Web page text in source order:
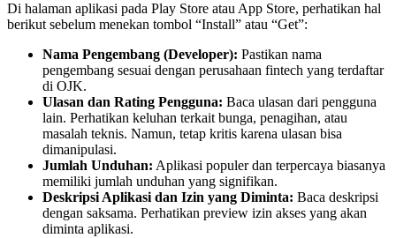
Di halaman aplikasi pada Play Store atau App Store, perhatikan hal
berikut sebelum menekan tombol “Install” atau “Get”:
Nama Pengembang (Developer): Pastikan nama
pengembang sesuai dengan perusahaan fintech yang terdaftar
di OJK.
Ulasan dan Rating Pengguna: Baca ulasan dari pengguna
lain. Perhatikan keluhan terkait bunga, penagihan, atau
masalah teknis. Namun, tetap kritis karena ulasan bisa
dimanipulasi.
Jumlah Unduhan: Aplikasi populer dan terpercaya biasanya
memiliki jumlah unduhan yang signifikan.
Deskripsi Aplikasi dan Izin yang Diminta: Baca deskripsi
dengan saksama. Perhatikan preview izin akses yang akan
diminta aplikasi.